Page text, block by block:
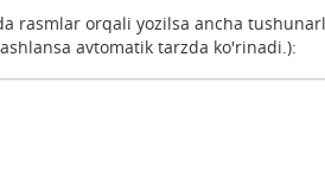
rasmlar orqali yozilsa ancha
avtomatik tarzda ko'rinadi.):